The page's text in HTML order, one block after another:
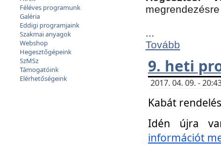
Féléves programunk
Galéria
Eddigi programjaink
Szakmai anyagok
Webshop
Hegesztőgépeink
SzMSz
Támogatóink
Elérhetőségeink
...
Tovább
9. heti
2017. 04. 09. -
Kabát
Idén újra
információt